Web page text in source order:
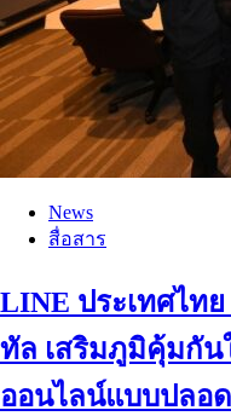
News
สื่อสาร
LINE ประเทศไท
ทัล เสริมภูมิคุ้มกัน
ออนไลน์แบบปลอ